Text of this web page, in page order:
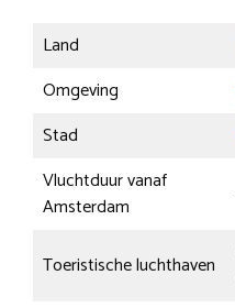
Land
Omgeving
Stad
Vluchtduur vanaf
Amsterdam
Toeristische luchthaven